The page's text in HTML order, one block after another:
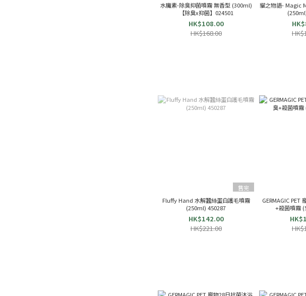
水魔素-除臭抑菌噴霧 無香型 (300ml)
【除臭x抑菌】024501
HK$108.00
HK$168.00
貓之物語- Magic
售完
Fluffy Hand 水解蠶絲蛋白護毛噴霧
(250ml) 450287
HK$142.00
HK$221.00
GERMAGIC PET
+殺菌噴霧